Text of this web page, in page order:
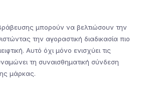
μπορούν να βελτιώσουν την
την αγοραστική διαδικασία πιο
Αυτό όχι μόνο ενισχύει τις
τη συναισθηματική σύνδεση
μάρκας.